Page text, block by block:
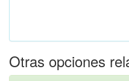
Otras opciones